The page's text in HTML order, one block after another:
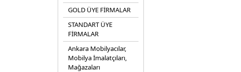
GOLD ÜYE FİRMALAR
STANDART ÜYE
FİRMALAR
Ankara Mobilyacılar,
Mobilya İmalatçıları,
Mağazaları